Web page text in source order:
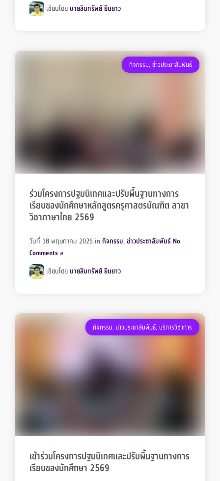
เขียนโดย นายสินทรัพย์ ยืนยาว
กิจกรรม, ข่าวประชาสัมพันธ์
ร่วมโครงการปฐมนิเทศและปรับพื้นฐานทางการ
เรียนของนักศึกษาหลักสูตรครุศาสตรบัณฑิต สาขา
วิชาภาษาไทย 2569
วันที่ 18 พฤษภาคม 2026 inกิจกรรม,ข่าวประชาสัมพันธ์ No
Comments »
เขียนโดย นายสินทรัพย์ ยืนยาว
กิจกรรม, ข่าวประชาสัมพันธ์, บริการวิชาการ
เข้าร่วมโครงการปฐมนิเทศและปรับพื้นฐานทางการ
เรียนของนักศึกษา 2569